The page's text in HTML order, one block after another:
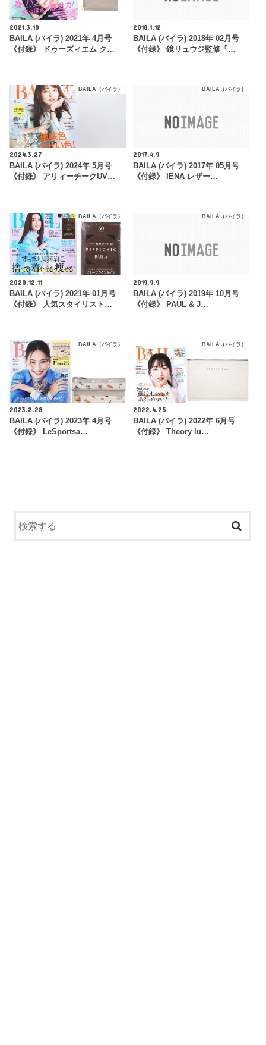
2021.3.10
BAILA (バイラ) 2021年 4月号
《付録》 ドゥーズィエム ク…
2018.1.12
BAILA (バイラ) 2018年 02月号
《付録》 鏡リュウジ監修「…
BAILA（バイラ）
2024.3.27
BAILA (バイラ) 2024年 5月号
《付録》 アリィーチークUV…
BAILA（バイラ）
2017.4.9
BAILA (バイラ) 2017年 05月号
《付録》 IENA レザー…
BAILA（バイラ）
2020.12.11
BAILA (バイラ) 2021年 01月号
《付録》 人気スタイリスト…
BAILA（バイラ）
2019.9.9
BAILA (バイラ) 2019年 10月号
《付録》 PAUL & J…
BAILA（バイラ）
2023.2.28
BAILA (バイラ) 2023年 4月号
《付録》 LeSportsa…
BAILA（バイラ）
2022.4.25
BAILA (バイラ) 2022年 6月号
《付録》 Theory lu…